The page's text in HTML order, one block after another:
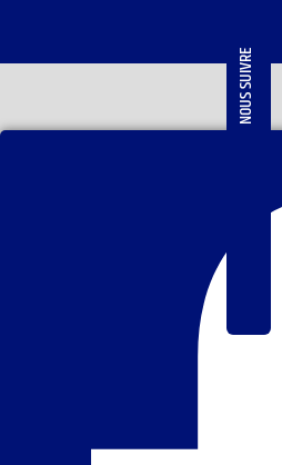
NOUS SUIVRE